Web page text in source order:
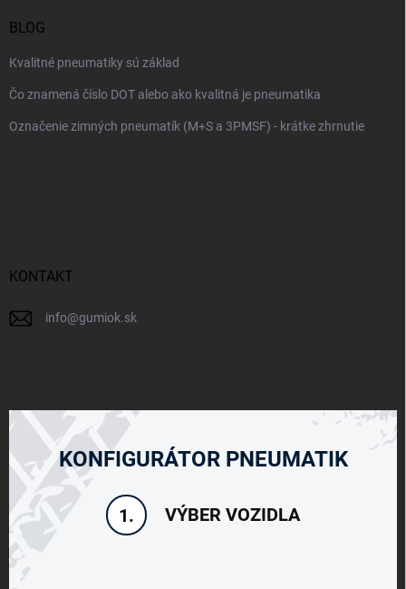
BLOG
Kvalitné pneumatiky sú základ
Čo znamená číslo DOT alebo ako kvalitná je pneumatika
Označenie zimných pneumatík (M+S a 3PMSF) - krátke zhrnutie
KONTAKT
info@gumiok.sk
KONFIGURÁTOR PNEUMATIK
1. VÝBER VOZIDLA